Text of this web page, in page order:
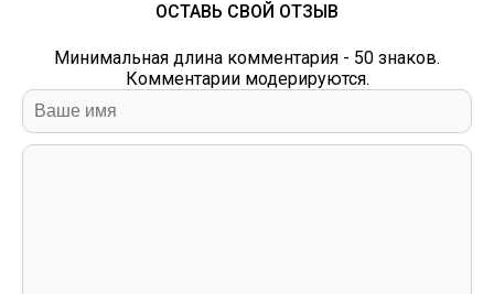
ОСТАВЬ СВОЙ ОТЗЫВ
Минимальная длина комментария - 50 знаков.
Комментарии модерируются.